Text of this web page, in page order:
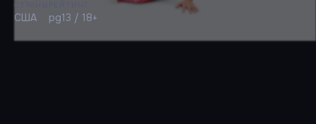
СТРАНЫ
США pg13 / 18+